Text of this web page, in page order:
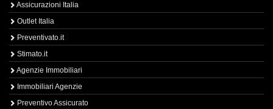
Assicurazioni Italia
Outlet Italia
Preventivato.it
Stimato.it
Agenzie Immobiliari
Immobiliari Agenzie
Preventivo Assicurato